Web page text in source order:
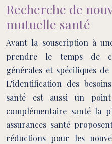
Recherche de
mutuelle santé
Avant la souscription à
prendre le temps de
générales et spécifiques
L’identification des
santé est aussi un
complémentaire santé la
assurances santé
réductions pour les